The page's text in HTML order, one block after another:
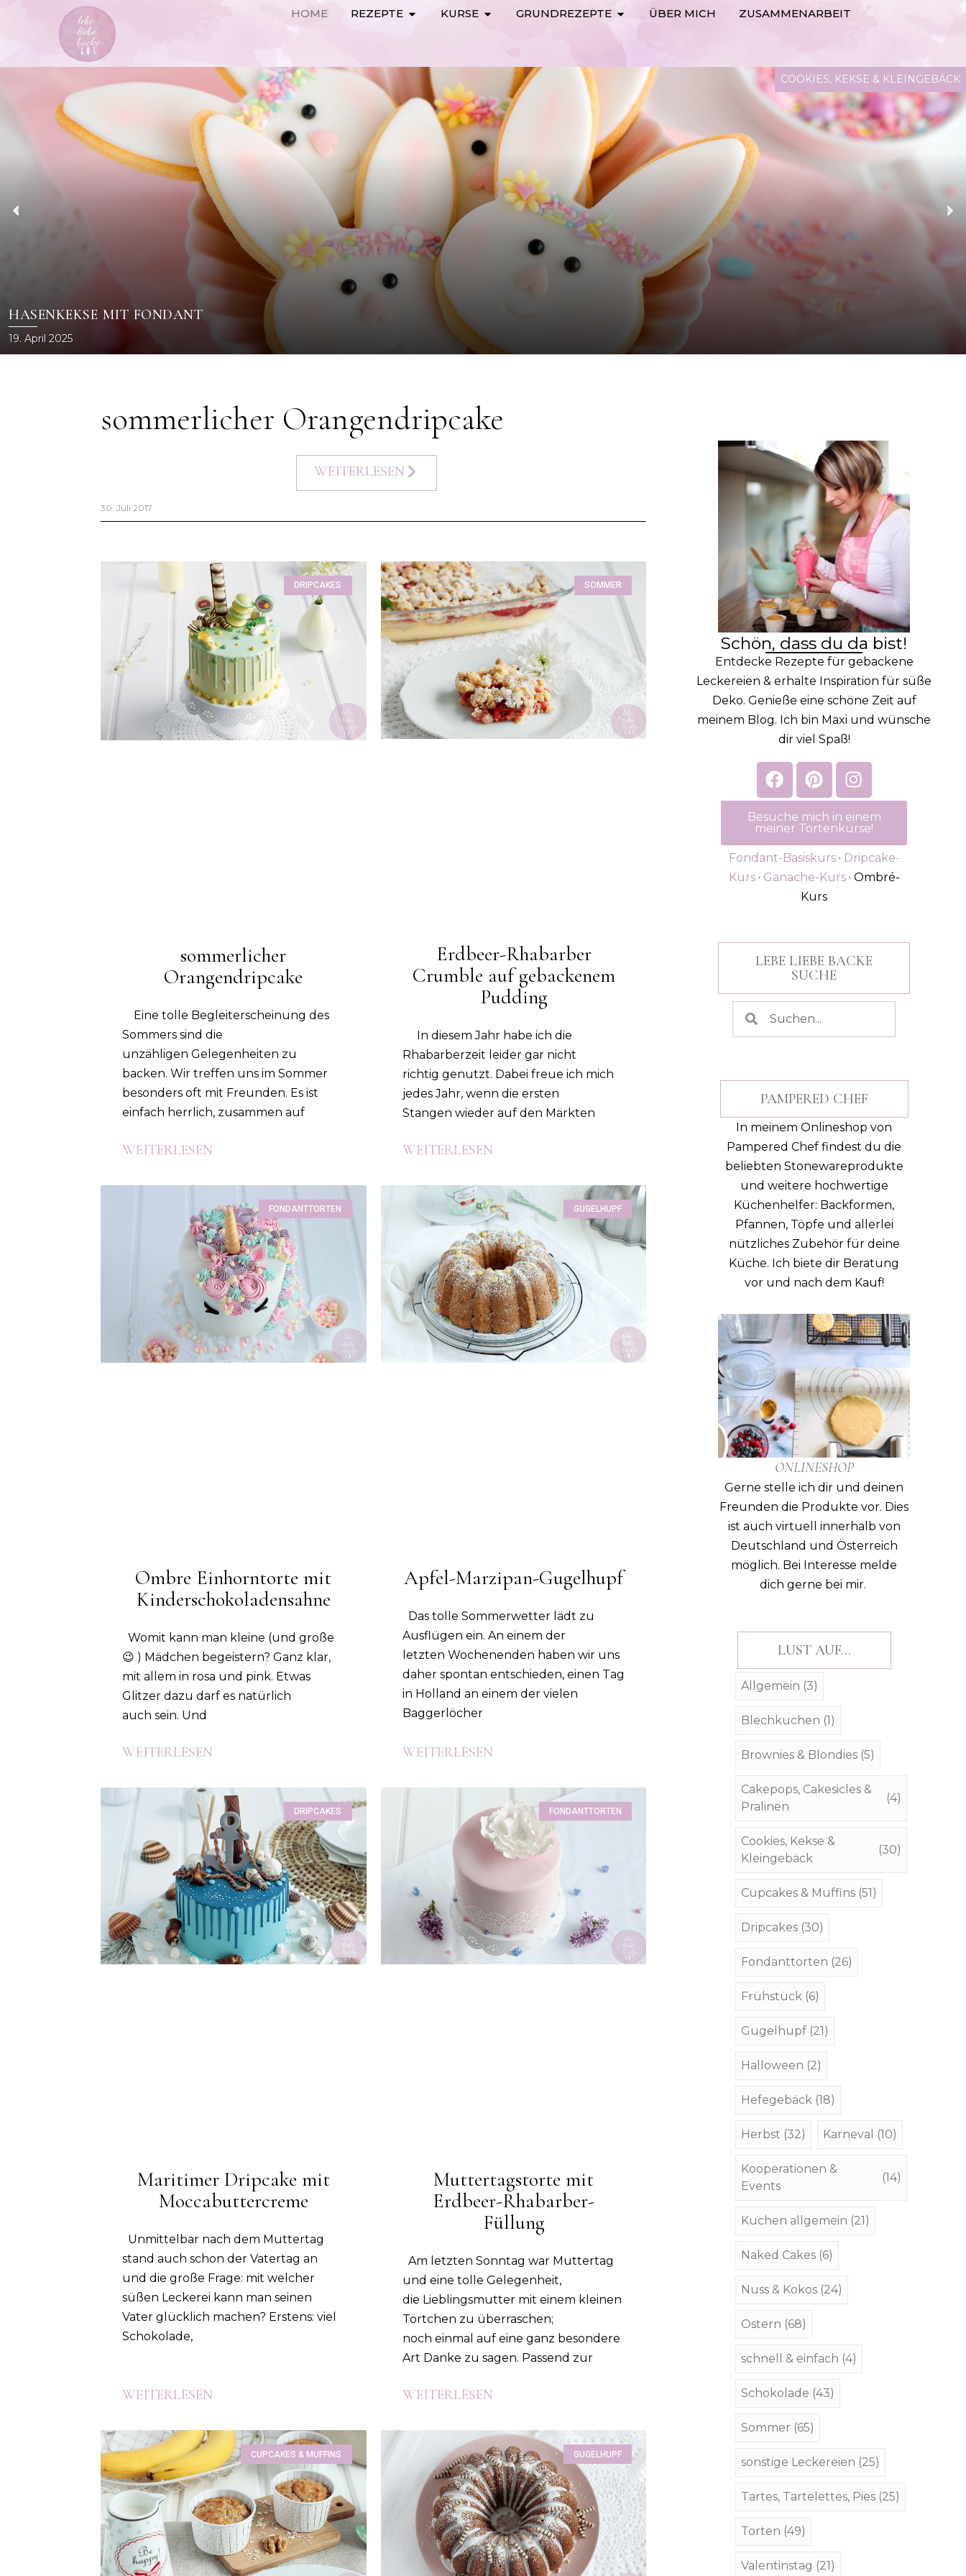
HOME REZEPTE KURSE GRUNDREZEPTE ÜBER MICH ZUSAMMENARBEIT
COOKIES, KEKSE & KLEINGEBÄCK
HASENKEKSE MIT FONDANT
19. April 2025
sommerlicher Orangendripcake
WEITERLESEN
30. Juli 2017
DRIPCAKES
sommerlicher
Orangendripcake
Eine tolle Begleiterscheinung des
Sommers sind die
unzähligen Gelegenheiten zu
backen. Wir treffen uns im Sommer
besonders oft mit Freunden. Es ist
einfach herrlich, zusammen auf
WEITERLESEN
SOMMER
Erdbeer-Rhabarber
Crumble auf gebackenem
Pudding
In diesem Jahr habe ich die
Rhabarberzeit leider gar nicht
richtig genutzt. Dabei freue ich mich
jedes Jahr, wenn die ersten
Stangen wieder auf den Märkten
WEITERLESEN
FONDANTTORTEN
Ombre Einhorntorte mit
Kinderschokoladensahne
Womit kann man kleine (und große
😉 ) Mädchen begeistern? Ganz klar,
mit allem in rosa und pink. Etwas
Glitzer dazu darf es natürlich
auch sein. Und
WEITERLESEN
GUGELHUPF
Apfel-Marzipan-Gugelhupf
Das tolle Sommerwetter lädt zu
Ausflügen ein. An einem der
letzten Wochenenden haben wir uns
daher spontan entschieden, einen Tag
in Holland an einem der vielen
Baggerlöcher
WEITERLESEN
DRIPCAKES
Maritimer Dripcake mit
Moccabuttercreme
Unmittelbar nach dem Muttertag
stand auch schon der Vatertag an
und die große Frage: mit welcher
süßen Leckerei kann man seinen
Vater glücklich machen? Erstens: viel
Schokolade,
WEITERLESEN
FONDANTTORTEN
Muttertagstorte mit
Erdbeer-Rhabarber-
Füllung
Am letzten Sonntag war Muttertag
und eine tolle Gelegenheit,
die Lieblingsmutter mit einem kleinen
Törtchen zu überraschen;
noch einmal auf eine ganz besondere
Art Danke zu sagen. Passend zur
WEITERLESEN
CUPCAKES & MUFFINS GUGELHUPF
Schön, dass du da bist!
Entdecke Rezepte für gebackene
Leckereien & erhalte Inspiration für süße
Deko. Genieße eine schöne Zeit auf
meinem Blog. Ich bin Maxi und wünsche
dir viel Spaß!
Besuche mich in einem
meiner Tortenkurse!
Fondant-Basiskurs· Dripcake-
Kurs· Ganache-Kurs· Ombré-
Kurs
LEBE LIEBE BACKE
SUCHE
PAMPERED CHEF
In meinem Onlineshop von
Pampered Chef findest du die
beliebten Stonewareprodukte
und weitere hochwertige
Küchenhelfer: Backformen,
Pfannen, Töpfe und allerlei
nützliches Zubehör für deine
Küche. Ich biete dir Beratung
vor und nach dem Kauf!
ONLINESHOP
Gerne stelle ich dir und deinen
Freunden die Produkte vor. Dies
ist auch virtuell innerhalb von
Deutschland und Österreich
möglich. Bei Interesse melde
dich gerne bei mir.
LUST AUF...
Allgemein (3)
Blechkuchen (1)
Brownies & Blondies (5)
Cakepops, Cakesicles &
Pralinen
(4)
Cookies, Kekse &
Kleingebäck
(30)
Cupcakes & Muffins (51)
Dripcakes (30)
Fondanttorten (26)
Frühstück (6)
Gugelhupf (21)
Halloween (2)
Hefegebäck (18)
Herbst (32) Karneval (10)
Kooperationen &
Events
(14)
Kuchen allgemein (21)
Naked Cakes (6)
Nuss & Kokos (24)
Ostern (68)
schnell & einfach (4)
Schokolade (43)
Sommer (65)
sonstige Leckereien (25)
Tartes, Tartelettes, Pies (25)
Torten (49)
Valentinstag (21)